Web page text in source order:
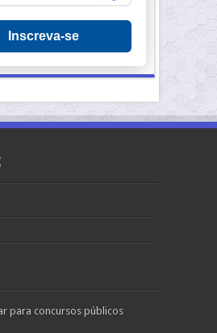
Inscreva-se
para concursos públicos